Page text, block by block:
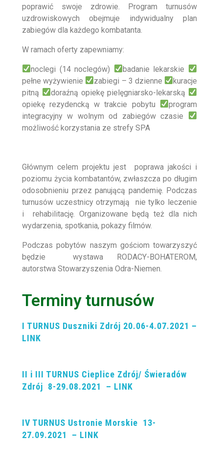
poprawić swoje zdrowie. Program turnusów
uzdrowiskowych obejmuje indywidualny plan
zabiegów dla każdego kombatanta.
W ramach oferty zapewniamy:
noclegi (14 noclegów)
badanie lekarskie
pełne wyżywienie
zabiegi – 3 dzienne
kuracje
pitną
doraźną opiekę pielęgniarsko-lekarską
opiekę rezydencką w trakcie pobytu
program
integracyjny w wolnym od zabiegów czasie
możliwość korzystania ze strefy SPA
Głównym celem projektu jest poprawa jakości i
poziomu życia kombatantów, zwłaszcza po długim
odosobnieniu przez panującą pandemię. Podczas
turnusów uczestnicy otrzymają nie tylko leczenie
i rehabilitację. Organizowane będą też dla nich
wydarzenia, spotkania, pokazy filmów.
Podczas pobytów naszym gościom towarzyszyć
będzie wystawa RODACY-BOHATEROM,
autorstwa Stowarzyszenia Odra-Niemen.
Terminy turnusów
I TURNUS Duszniki Zdrój 20.06-4.07.2021 –
LINK
II i III TURNUS Cieplice Zdrój/ Świeradów
Zdrój 8-29.08.2021 – LINK
IV TURNUS Ustronie Morskie 13-
27.09.2021 – LINK